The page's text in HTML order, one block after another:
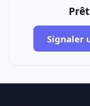
Signaler